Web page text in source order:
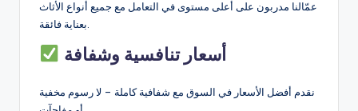
عمّالنا مدربون على أعلى مستوى في التعامل مع جميع أنواع الأثاث
أسعار تنافسية وشفافة
نقدم أفضل الأسعار في السوق مع شفافية كاملة – لا رسوم مخفية